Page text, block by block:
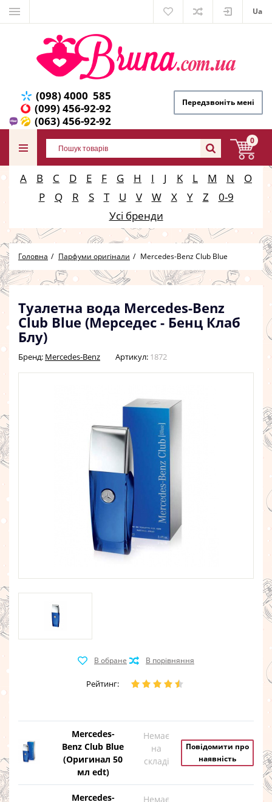
Ua
(098) 4000 585
(099) 456-92-92
(063) 456-92-92
Передзвоніть мені
0
A B C D E F G H I J K L M N
O
P
Q R S T U V W X Y Z
0-9
Усі бренди
Головна Парфуми оригінали Mercedes-Benz Club Blue
Туалетна вода Mercedes-Benz
Club Blue (Мерседес - Бенц Клаб
Блу)
Бренд: Mercedes-Benz Артикул: 1872
Рейтинг:
Mercedes-
Benz Club Blue
(Оригинал 50
мл edt)
Немає
на
складі
Повідомити про
наявність
Mercedes-
Немає